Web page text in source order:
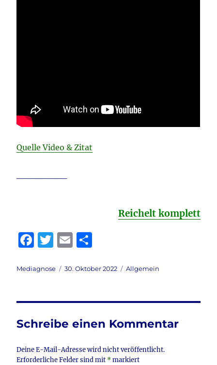
Quelle Video & Zitat
Reichelt komplett
F
c
b
o
o
k
T
it
r
E
ai le
Autor
Mediagnose
Veröffentlicht
30. Oktober 2022 Kategorien
Allgemein
Schreibe einen Kommentar
Deine E-Mail-Adresse wird nicht veröffentlicht.
Erforderliche Felder sind mit *markiert